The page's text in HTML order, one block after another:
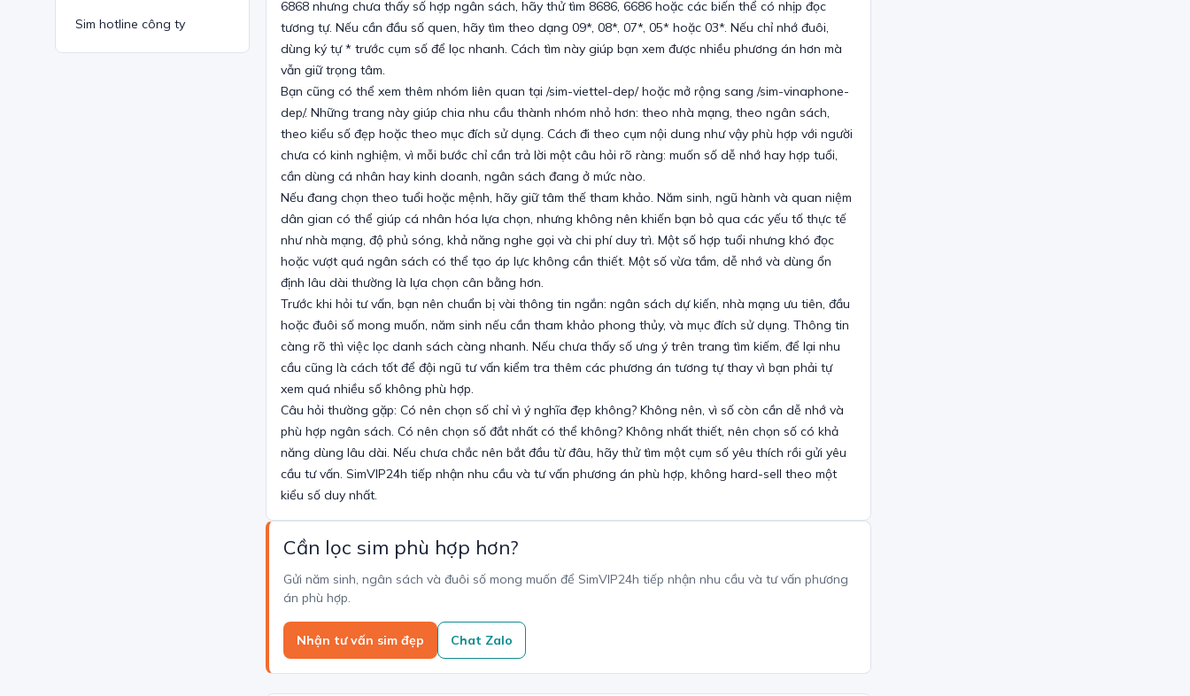
Sim hotline công ty
6868 nhưng chưa thấy số hợp ngân sách, hãy thử tìm 8686, 6686 hoặc các biến thể có nhịp đọc
tương tự. Nếu cần đầu số quen, hãy tìm theo dạng 09*, 08*, 07*, 05* hoặc 03*. Nếu chỉ nhớ đuôi,
dùng ký tự * trước cụm số để lọc nhanh. Cách tìm này giúp bạn xem được nhiều phương án hơn mà
vẫn giữ trọng tâm.
Bạn cũng có thể xem thêm nhóm liên quan tại /sim-viettel-dep/ hoặc mở rộng sang /sim-vinaphone-
dep/. Những trang này giúp chia nhu cầu thành nhóm nhỏ hơn: theo nhà mạng, theo ngân sách,
theo kiểu số đẹp hoặc theo mục đích sử dụng. Cách đi theo cụm nội dung như vậy phù hợp với người
chưa có kinh nghiệm, vì mỗi bước chỉ cần trả lời một câu hỏi rõ ràng: muốn số dễ nhớ hay hợp tuổi,
cần dùng cá nhân hay kinh doanh, ngân sách đang ở mức nào.
Nếu đang chọn theo tuổi hoặc mệnh, hãy giữ tâm thế tham khảo. Năm sinh, ngũ hành và quan niệm
dân gian có thể giúp cá nhân hóa lựa chọn, nhưng không nên khiến bạn bỏ qua các yếu tố thực tế
như nhà mạng, độ phủ sóng, khả năng nghe gọi và chi phí duy trì. Một số hợp tuổi nhưng khó đọc
hoặc vượt quá ngân sách có thể tạo áp lực không cần thiết. Một số vừa tầm, dễ nhớ và dùng ổn
định lâu dài thường là lựa chọn cân bằng hơn.
Trước khi hỏi tư vấn, bạn nên chuẩn bị vài thông tin ngắn: ngân sách dự kiến, nhà mạng ưu tiên, đầu
hoặc đuôi số mong muốn, năm sinh nếu cần tham khảo phong thủy, và mục đích sử dụng. Thông tin
càng rõ thì việc lọc danh sách càng nhanh. Nếu chưa thấy số ưng ý trên trang tìm kiếm, để lại nhu
cầu cũng là cách tốt để đội ngũ tư vấn kiểm tra thêm các phương án tương tự thay vì bạn phải tự
xem quá nhiều số không phù hợp.
Câu hỏi thường gặp: Có nên chọn số chỉ vì ý nghĩa đẹp không? Không nên, vì số còn cần dễ nhớ và
phù hợp ngân sách. Có nên chọn số đắt nhất có thể không? Không nhất thiết, nên chọn số có khả
năng dùng lâu dài. Nếu chưa chắc nên bắt đầu từ đâu, hãy thử tìm một cụm số yêu thích rồi gửi yêu
cầu tư vấn. SimVIP24h tiếp nhận nhu cầu và tư vấn phương án phù hợp, không hard-sell theo một
kiểu số duy nhất.
Cần lọc sim phù hợp hơn?
Gửi năm sinh, ngân sách và đuôi số mong muốn để SimVIP24h tiếp nhận nhu cầu và tư vấn phương
án phù hợp.
Nhận tư vấn sim đẹp Chat Zalo